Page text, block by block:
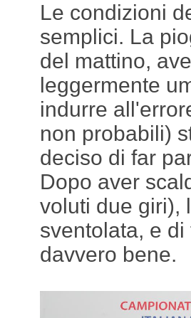
Le condizioni
semplici. La
del mattino,
leggermente
indurre
non probabili)
deciso di far
Dopo aver
voluti due giri),
sventolata, e
davvero bene.